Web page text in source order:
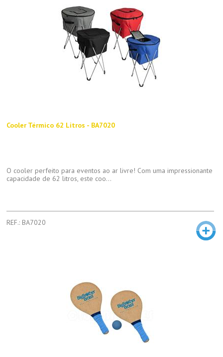
Cooler Térmico 62 Litros - BA7020
O cooler perfeito para eventos ao ar livre! Com uma impressionante
capacidade de 62 litros, este coo...
REF.: BA7020